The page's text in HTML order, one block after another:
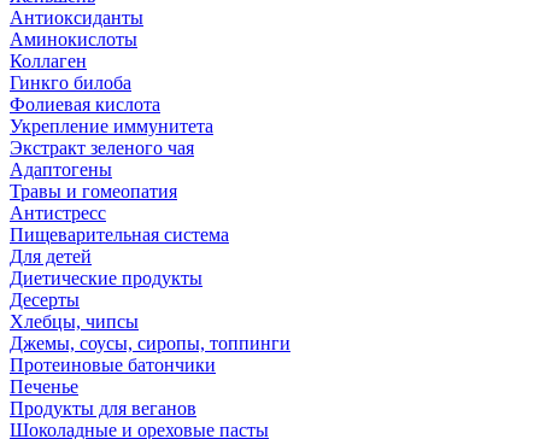
Антиоксиданты
Аминокислоты
Коллаген
Гинкго билоба
Фолиевая кислота
Укрепление иммунитета
Экстракт зеленого чая
Адаптогены
Травы и гомеопатия
Антистресс
Пищеварительная система
Для детей
Диетические продукты
Десерты
Хлебцы, чипсы
Джемы, соусы, сиропы, топпинги
Протеиновые батончики
Печенье
Продукты для веганов
Шоколадные и ореховые пасты